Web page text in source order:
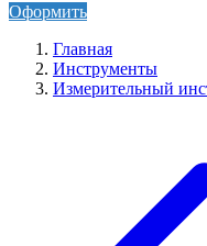
Оформить
Главная
Инструменты
Измерительный